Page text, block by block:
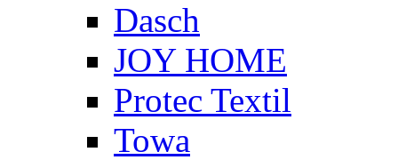
Dasch
JOY HOME
Protec Textil
Towa